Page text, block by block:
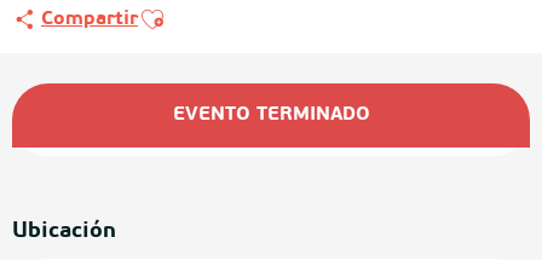
CompartirAjouter aux favoris
Horarios y datos de contacto
EVENTO TERMINADO
Ubicación